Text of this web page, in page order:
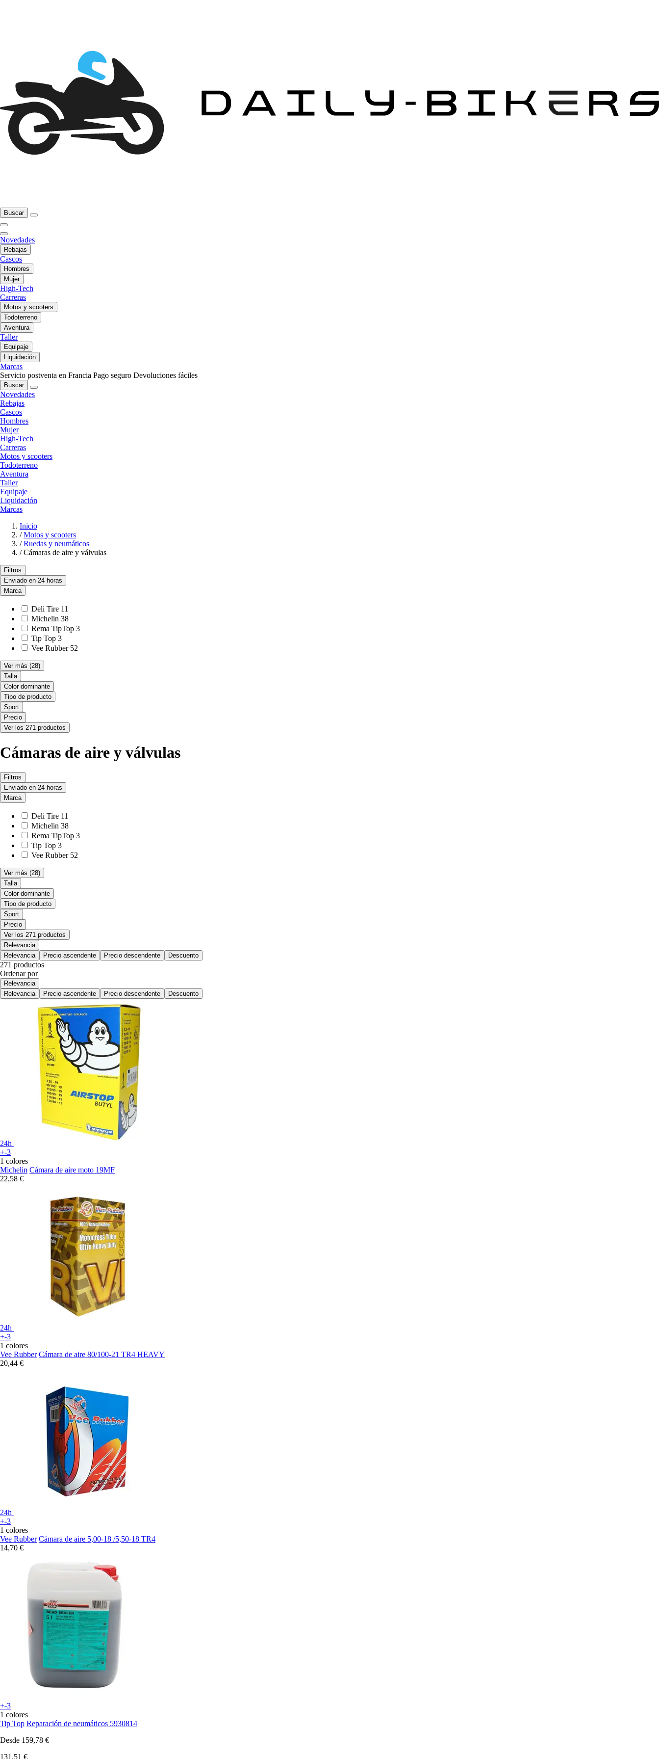
Buscar
Novedades
Rebajas
Cascos
Hombres
Mujer
High-Tech
Carreras
Motos y scooters
Todoterreno
Aventura
Taller
Equipaje
Liquidación
Marcas
Servicio postventa en Francia Pago seguro Devoluciones fáciles
Buscar
Novedades
Rebajas
Cascos
Hombres
Mujer
High-Tech
Carreras
Motos y scooters
Todoterreno
Aventura
Taller
Equipaje
Liquidación
Marcas
Inicio
/ Motos y scooters
/ Ruedas y neumáticos
/ Cámaras de aire y válvulas
Filtros
Enviado en 24 horas
Marca
Deli Tire 11
Michelin 38
Rema TipTop 3
Tip Top 3
Vee Rubber 52
Ver más (28)
Talla
Color dominante
Tipo de producto
Sport
Precio
Ver los 271 productos
Cámaras de aire y válvulas
Filtros
Enviado en 24 horas
Marca
Deli Tire 11
Michelin 38
Rema TipTop 3
Tip Top 3
Vee Rubber 52
Ver más (28)
Talla
Color dominante
Tipo de producto
Sport
Precio
Ver los 271 productos
Relevancia
Relevancia
Precio ascendente Precio descendente Descuento
271 productos
Ordenar por
Relevancia
Relevancia
Precio ascendente Precio descendente Descuento
24h
+-3
1 colores
Michelin Cámara de aire moto 19MF
22,58 €
24h
+-3
1 colores
Vee Rubber Cámara de aire 80/100-21 TR4 HEAVY
20,44 €
24h
+-3
1 colores
Vee Rubber Cámara de aire 5,00-18 /5,50-18 TR4
14,70 €
+-3
1 colores
Tip Top Reparación de neumáticos 5930814
Desde 159,78 €
131,51 €